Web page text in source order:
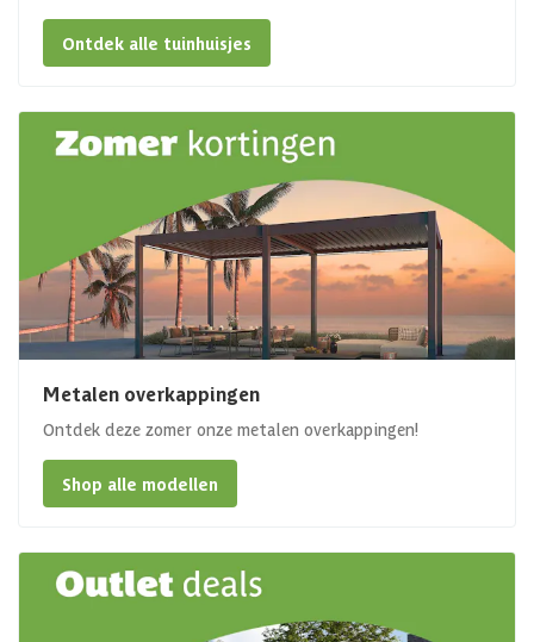
Ontdek alle tuinhuisjes
Metalen overkappingen
Ontdek deze zomer onze metalen overkappingen!
Shop alle modellen